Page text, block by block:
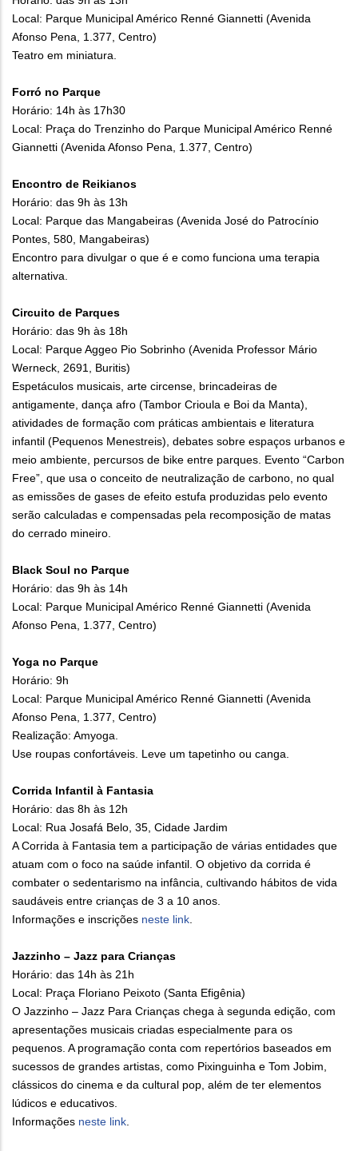
Local: Parque Municipal Américo Renné Giannetti (Avenida
Afonso Pena, 1.377, Centro)
Teatro em miniatura.
Forró no Parque
Horário: 14h às 17h30
Local: Praça do Trenzinho do Parque Municipal Américo Renné
Giannetti (Avenida Afonso Pena, 1.377, Centro)
Encontro de Reikianos
Horário: das 9h às 13h
Local: Parque das Mangabeiras (Avenida José do Patrocínio
Pontes, 580, Mangabeiras)
Encontro para divulgar o que é e como funciona uma terapia
alternativa.
Circuito de Parques
Horário: das 9h às 18h
Local: Parque Aggeo Pio Sobrinho (Avenida Professor Mário
Werneck, 2691, Buritis)
Espetáculos musicais, arte circense, brincadeiras de
antigamente, dança afro (Tambor Crioula e Boi da Manta),
atividades de formação com práticas ambientais e literatura
infantil (Pequenos Menestreis), debates sobre espaços urbanos e
meio ambiente, percursos de bike entre parques. Evento “Carbon
Free”, que usa o conceito de neutralização de carbono, no qual
as emissões de gases de efeito estufa produzidas pelo evento
serão calculadas e compensadas pela recomposição de matas
do cerrado mineiro.
Black Soul no Parque
Horário: das 9h às 14h
Local: Parque Municipal Américo Renné Giannetti (Avenida
Afonso Pena, 1.377, Centro)
Yoga no Parque
Horário: 9h
Local: Parque Municipal Américo Renné Giannetti (Avenida
Afonso Pena, 1.377, Centro)
Realização: Amyoga.
Use roupas confortáveis. Leve um tapetinho ou canga.
Corrida Infantil à Fantasia
Horário: das 8h às 12h
Local: Rua Josafá Belo, 35, Cidade Jardim
A Corrida à Fantasia tem a participação de várias entidades que
atuam com o foco na saúde infantil. O objetivo da corrida é
combater o sedentarismo na infância, cultivando hábitos de vida
saudáveis entre crianças de 3 a 10 anos.
Informações e inscrições neste link.
Jazzinho – Jazz para Crianças
Horário: das 14h às 21h
Local: Praça Floriano Peixoto (Santa Efigênia)
O Jazzinho – Jazz Para Crianças chega à segunda edição, com
apresentações musicais criadas especialmente para os
pequenos. A programação conta com repertórios baseados em
sucessos de grandes artistas, como Pixinguinha e Tom Jobim,
clássicos do cinema e da cultural pop, além de ter elementos
lúdicos e educativos.
Informações neste link.